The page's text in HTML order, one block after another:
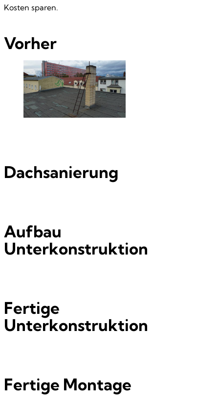
Kosten sparen.
Vorher
Dachsanierung
Aufbau
Unterkonstruktion
Fertige
Unterkonstruktion
Fertige Montage